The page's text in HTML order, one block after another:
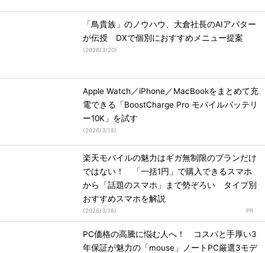
「鳥貴族」のノウハウ、大倉社長のAIアバター
が伝授 DXで個別におすすめメニュー提案
(2026/3/20)
Apple Watch／iPhone／MacBookをまとめて充
電できる「BoostCharge Pro モバイルバッテリ
ー10K」を試す
(2026/3/18)
楽天モバイルの魅力はギガ無制限のプランだけ
ではない！ 「一括1円」で購入できるスマホ
から「話題のスマホ」まで勢ぞろい タイプ別
おすすめスマホを解説
(2026/3/18)
PC価格の高騰に悩む人へ！ コスパと手厚い3
年保証が魅力の「mouse」ノートPC厳選3モデ